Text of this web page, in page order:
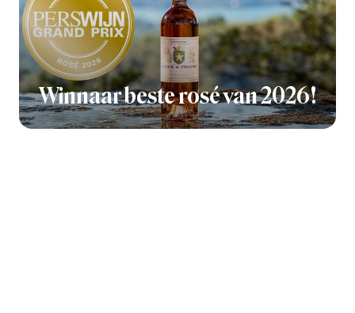
Winnaar beste rosé van 2026!